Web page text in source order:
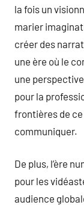
la fois un
marier
créer des
une ère où le
une
pour la
frontières de
communiquer.
De plus, l’ère
pour les
audience